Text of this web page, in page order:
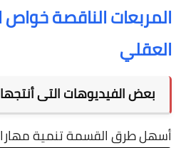
المربعات الناقصة
العقلي
بعض الفيديوهات التى
أسهل طرق القسمة تنمية